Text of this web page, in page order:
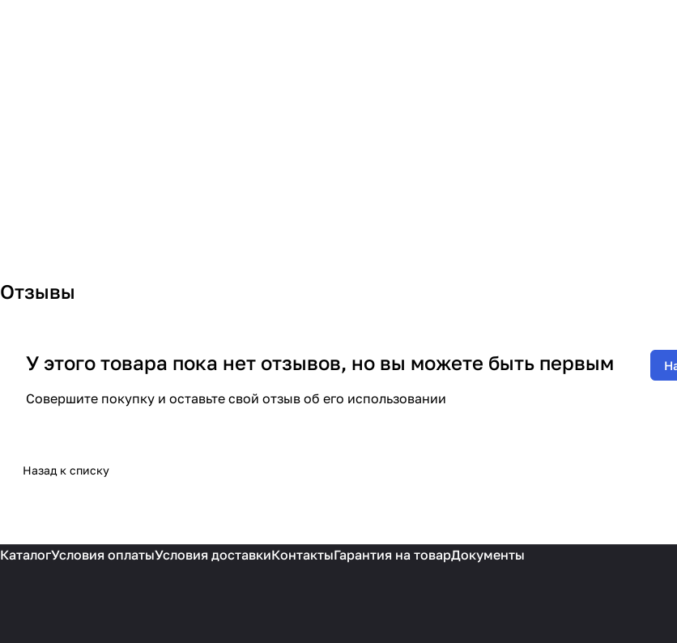
Отзывы
У этого товара пока нет отзывов, но вы можете быть первым
Совершите покупку и оставьте свой отзыв об его использовании
Назад к списку
КаталогУсловия оплатыУсловия доставкиКонтактыГарантия на товарДокументы